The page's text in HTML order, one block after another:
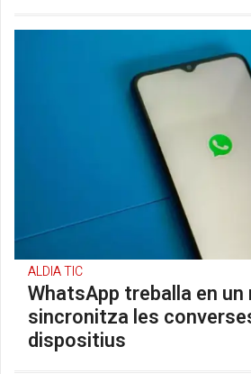
ALDIA TIC
WhatsApp treballa en un
sincronitza les
dispositius